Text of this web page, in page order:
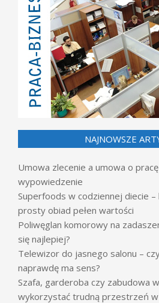
NAJNOWSZE
Umowa zlecenie a umowa o
wypowiedzenie
Superfoods w codziennej diecie
prosty obiad pełen wartości
Poliwęglan komorowy na
się najlepiej?
Telewizor do jasnego salonu –
naprawdę ma sens?
Szafa, garderoba czy zabudowa
wykorzystać trudną przestrzeń w